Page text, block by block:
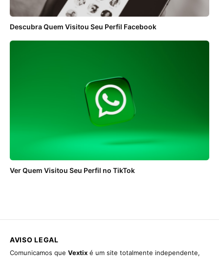
Descubra Quem Visitou Seu Perfil Facebook
Ver Quem Visitou Seu Perfil no TikTok
AVISO LEGAL
Comunicamos que Vextix é um site totalmente independente,